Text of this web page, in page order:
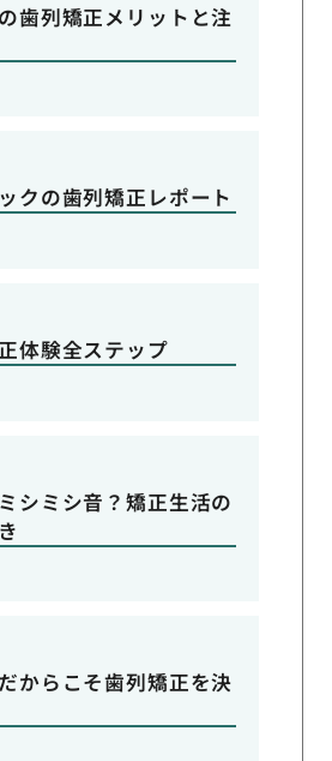
歯列矯正メリットと注
クの歯列矯正レポート
体験全ステップ
シミシ音？矯正生活の
からこそ歯列矯正を決